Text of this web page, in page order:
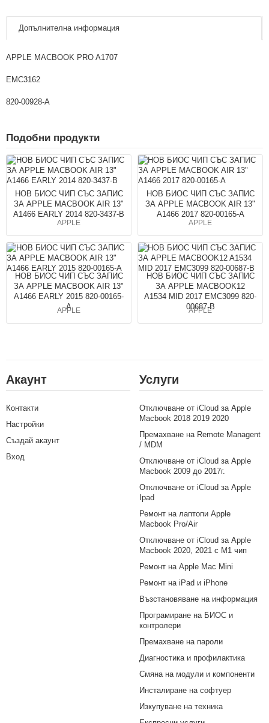
Допълнителна информация
APPLE MACBOOK PRO A1707
EMC3162
820-00928-A
Подобни продукти
НОВ БИОС ЧИП СЪС ЗАПИС
ЗА APPLE MACBOOK AIR 13"
A1466 EARLY 2014 820-3437-B
APPLE
НОВ БИОС ЧИП СЪС ЗАПИС
ЗА APPLE MACBOOK AIR 13"
A1466 2017 820-00165-A
APPLE
НОВ БИОС ЧИП СЪС ЗАПИС
ЗА APPLE MACBOOK AIR 13"
A1466 EARLY 2015 820-00165-
A
APPLE
НОВ БИОС ЧИП СЪС ЗАПИС
ЗА APPLE MACBOOK12
A1534 MID 2017 EMC3099 820-
00687-B
APPLE
Акаунт
Контакти
Настройки
Създай акаунт
Вход
Услуги
Отключване от iCloud за Apple
Macbook 2018 2019 2020
Премахване на Remote Managent
/ MDM
Отключване от iCloud за Apple
Macbook 2009 до 2017г.
Отключване от iCloud за Apple
Ipad
Ремонт на лаптопи Apple
Macbook Pro/Air
Отключване от iCloud за Apple
Macbook 2020, 2021 с M1 чип
Ремонт на Apple Mac Mini
Ремонт на iPad и iPhone
Възстановяване на информация
Програмиране на БИОС и
контролери
Премахване на пароли
Диагностика и профилактика
Смяна на модули и компоненти
Инсталиране на софтуер
Изкупуване на техника